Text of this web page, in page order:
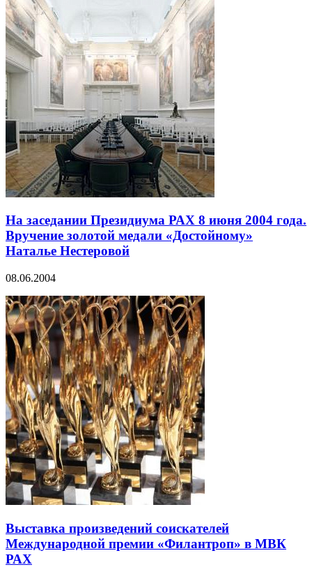
На заседании Президиума РАХ 8 июня 2004 года.
Вручение золотой медали «Достойному»
Наталье Нестеровой
08.06.2004
Выставка произведений соискателей
Международной премии «Филантроп» в МВК
РАХ